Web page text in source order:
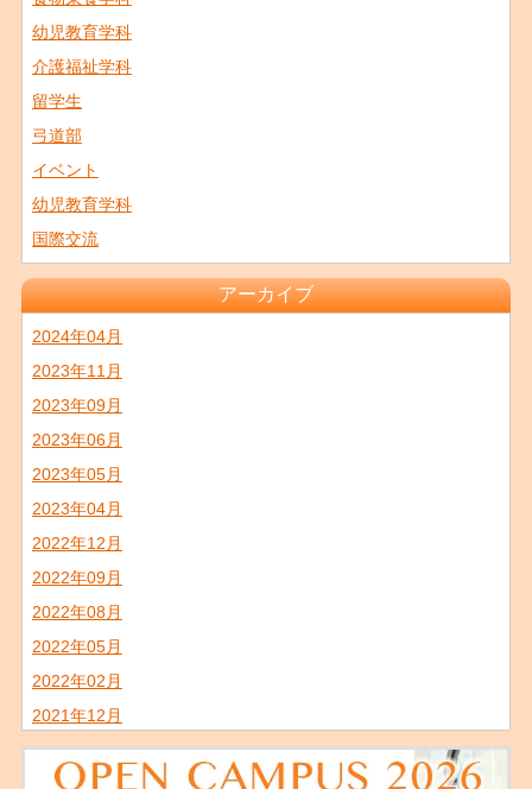
幼児教育学科
介護福祉学科
留学生
弓道部
イベント
幼児教育学科
国際交流
アーカイブ
2024年04月
2023年11月
2023年09月
2023年06月
2023年05月
2023年04月
2022年12月
2022年09月
2022年08月
2022年05月
2022年02月
2021年12月
2021年11月
2021年09月